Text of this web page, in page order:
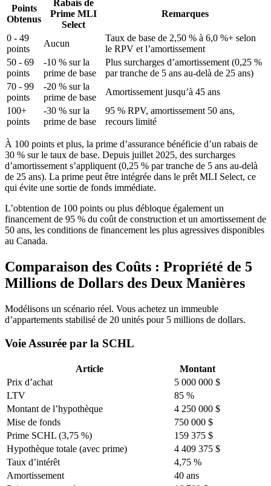
Points
Obtenus
Rabais de
Prime MLI
Select
Remarques
0 - 49
points
Aucun
Taux de base de 2,50 % à 6,0 %+ selon
le RPV et l’amortissement
50 - 69
points
-10 % sur la
prime de base
Plus surcharges d’amortissement (0,25 %
par tranche de 5 ans au-delà de 25 ans)
70 - 99
points
-20 % sur la
prime de base
Amortissement jusqu’à 45 ans
100+
points
-30 % sur la
prime de base
95 % RPV, amortissement 50 ans,
recours limité
À 100 points et plus, la prime d’assurance bénéficie d’un rabais de
30 % sur le taux de base. Depuis juillet 2025, des surcharges
d’amortissement s’appliquent (0,25 % par tranche de 5 ans au-delà
de 25 ans). La prime peut être intégrée dans le prêt MLI Select, ce
qui évite une sortie de fonds immédiate.
L’obtention de 100 points ou plus débloque également un
financement de 95 % du coût de construction et un amortissement de
50 ans, les conditions de financement les plus agressives disponibles
au Canada.
Comparaison des Coûts : Propriété de 5
Millions de Dollars des Deux Manières
Modélisons un scénario réel. Vous achetez un immeuble
d’appartements stabilisé de 20 unités pour 5 millions de dollars.
Voie Assurée par la SCHL
Article
Montant
Prix d’achat
5 000 000 $
LTV
85 %
Montant de l’hypothèque
4 250 000 $
Mise de fonds
750 000 $
Prime SCHL (3,75 %)
159 375 $
Hypothèque totale (avec prime)
4 409 375 $
Taux d’intérêt
4,75 %
Amortissement
40 ans